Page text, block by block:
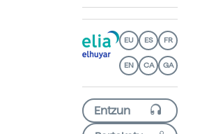
EU ES FR
EN CA GA